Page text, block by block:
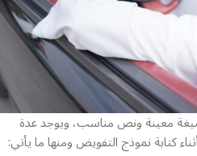
معينة ونص مناسب، ويوجد عدة
كتابة نموذج التفويض ومنها ما يأتي: